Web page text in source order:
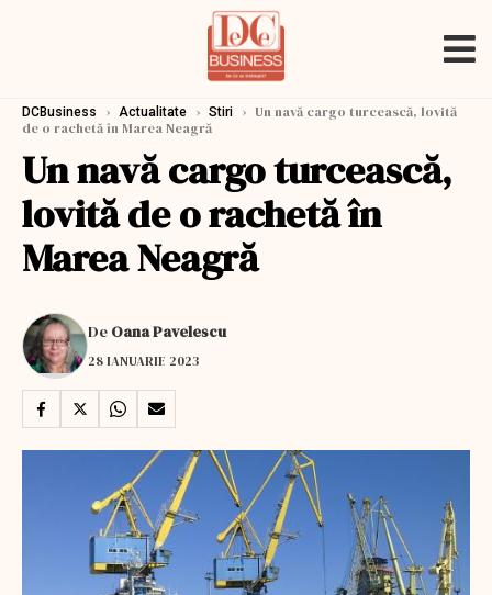
DCBusiness › Actualitate › Stiri › Un navă cargo turcească, lovită
de o rachetă în Marea Neagră
Un navă cargo turcească,
lovită de o rachetă în
Marea Neagră
De Oana Pavelescu
28 IANUARIE 2023